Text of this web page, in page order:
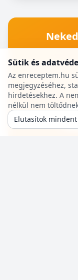
Oszd meg a
hozzávalók,
szerzői
Sütik és
Az enreceptem.hu
megjegyzéséhez,
hirdetésekhez. A
nélkül nem
Elutasítok mindent